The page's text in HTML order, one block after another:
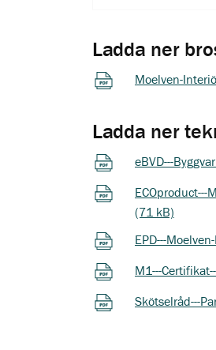
Ladda ner
Moelven-
Ladda ner
eBVD---
(71 kB)
EPD---
M1---
Skötselråd---